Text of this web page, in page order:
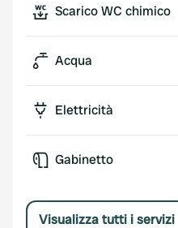
Scarico WC chimico
Acqua
Elettricità
Gabinetto
Visualizza tutti i servizi